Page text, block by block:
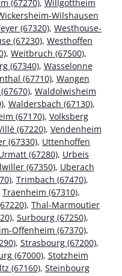
(67270), Willgottheim
Wilshausen
(67320), Westhouse-
(67230), Westhoffen
, Weitbruch (67500),
(67340), Wasselonne
(67710), Wangen
, Waldolwisheim
, Waldersbach (67130),
(67170), Volksberg
(67220), Vendenheim
(67330), Uttenhoffen
(67280), Urbeis
(67350), Uberach
, Trimbach (67470),
Traenheim (67310),
, Thal-Marmoutier
, Surbourg (67250),
Offenheim (67370),
, Strasbourg (67200),
(67000), Stotzheim
(67160), Steinbourg